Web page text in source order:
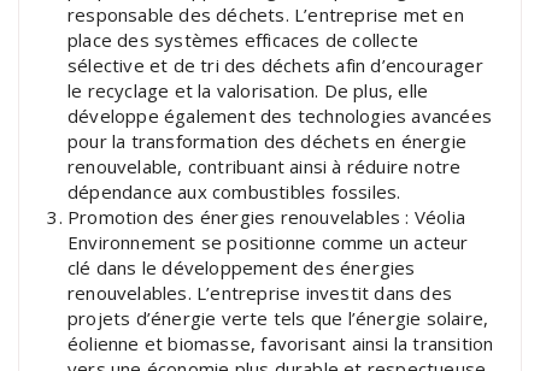
responsable des déchets. L’entreprise met en
place des systèmes efficaces de collecte
sélective et de tri des déchets afin d’encourager
le recyclage et la valorisation. De plus, elle
développe également des technologies avancées
pour la transformation des déchets en énergie
renouvelable, contribuant ainsi à réduire notre
dépendance aux combustibles fossiles.
Promotion des énergies renouvelables : Véolia
Environnement se positionne comme un acteur
clé dans le développement des énergies
renouvelables. L’entreprise investit dans des
projets d’énergie verte tels que l’énergie solaire,
éolienne et biomasse, favorisant ainsi la transition